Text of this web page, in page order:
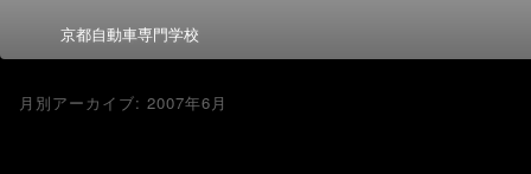
メ
イ
ン
ブ
コ
京都自動車専門学校
月別アーカイブ:2007年6月